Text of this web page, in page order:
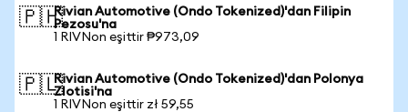
🇵🇭Rivian Automotive (Ondo Tokenized)'dan Filipin
Pezosu'na
1 RIVNon eşittir ₱973,09
🇵🇱Rivian Automotive (Ondo Tokenized)'dan Polonya
Zlotisi'na
1 RIVNon eşittir zł 59,55